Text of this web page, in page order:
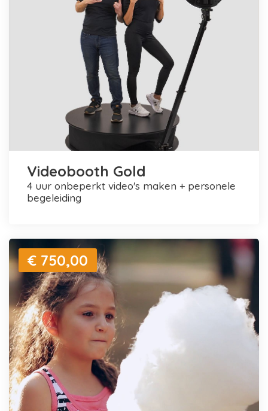
Videobooth Gold
4 uur onbeperkt video's maken + personele
begeleiding
€ 750,00